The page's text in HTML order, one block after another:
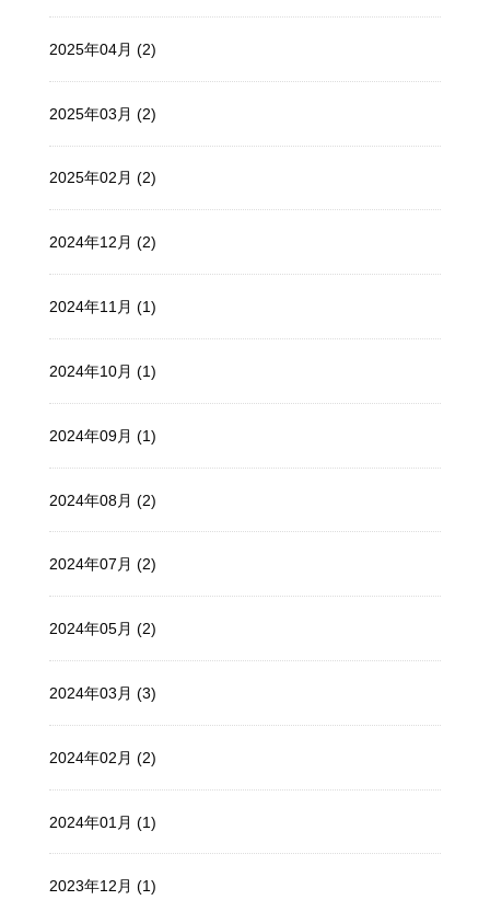
2025年04月 (2)
2025年03月 (2)
2025年02月 (2)
2024年12月 (2)
2024年11月 (1)
2024年10月 (1)
2024年09月 (1)
2024年08月 (2)
2024年07月 (2)
2024年05月 (2)
2024年03月 (3)
2024年02月 (2)
2024年01月 (1)
2023年12月 (1)